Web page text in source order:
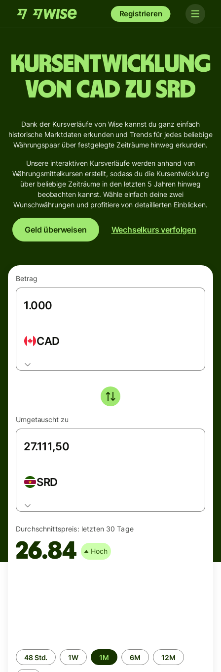
Registrieren
Kursentwicklung
von CAD zu SRD
Dank der Kursverläufe von Wise kannst du ganz einfach
historische Marktdaten erkunden und Trends für jedes beliebige
Währungspaar über festgelegte Zeiträume hinweg erkunden.
Unsere interaktiven Kursverläufe werden anhand von
Währungsmittelkursen erstellt, sodass du die Kursentwicklung
über beliebige Zeiträume in den letzten 5 Jahren hinweg
beobachten kannst. Wähle einfach deine zwei
Wunschwährungen und profitiere von detaillierten Einblicken.
Geld überweisen Wechselkurs verfolgen
Betrag
CAD
Umgetauscht zu
SRD
Durchschnittspreis: letzten 30 Tage
26.84 Hoch
Zeitraum
48 Std. 1W 1M 6M 12M